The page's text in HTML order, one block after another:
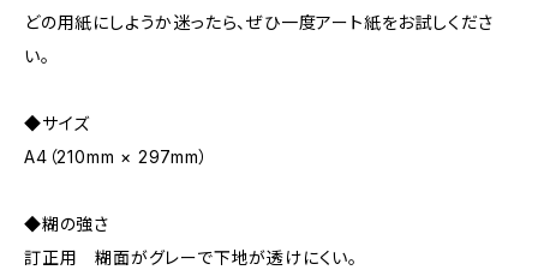
どの用紙にしようか迷ったら、ぜひ一度アート紙をお試しくださ
い。
◆サイズ
A4（210mm × 297mm）
◆糊の強さ
訂正用 糊面がグレーで下地が透けにくい。